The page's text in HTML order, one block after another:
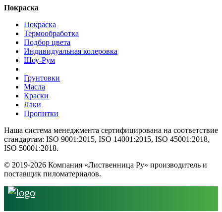
Покраска
Покраска
Термообработка
Подбор цвета
Индивидуальная колеровка
Шоу-Рум
Грунтовки
Масла
Краски
Лаки
Пропитки
Наша система менеджмента сертифицирована на соответствие
стандартам: ISO 9001:2015, ISO 14001:2015, ISO 45001:2018,
ISO 50001:2018.
© 2019-2026 Компания «Лиственница Ру» производитель и
поставщик пиломатериалов.